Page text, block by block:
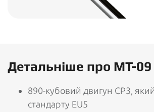
Детальніше про MT-09
890-кубовий двигун CP3, який
стандарту EU5